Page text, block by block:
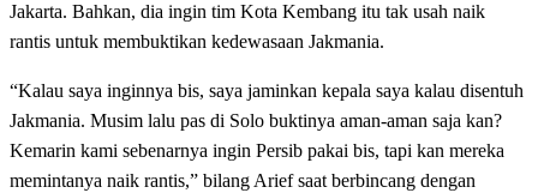
Jakarta. Bahkan, dia ingin tim Kota Kembang itu tak usah naik
rantis untuk membuktikan kedewasaan Jakmania.
“Kalau saya inginnya bis, saya jaminkan kepala saya kalau disentuh
Jakmania. Musim lalu pas di Solo buktinya aman-aman saja kan?
Kemarin kami sebenarnya ingin Persib pakai bis, tapi kan mereka
memintanya naik rantis,” bilang Arief saat berbincang dengan